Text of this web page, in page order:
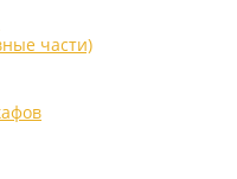
части)